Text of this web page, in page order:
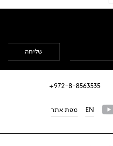
972-8-8563535+
EN מפת אתר